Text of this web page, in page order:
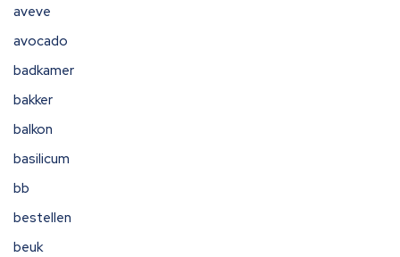
aveve
avocado
badkamer
bakker
balkon
basilicum
bb
bestellen
beuk